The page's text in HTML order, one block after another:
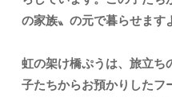
の家族〟の元で暮らせます
虹の架け橋ぷうは、旅立ち
子たちからお預かりしたフ